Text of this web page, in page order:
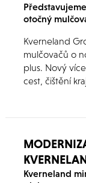
otočný
Kverneland
mulčovačů o
plus. Nový
cest, čištění
mulčovačem
FRO nebo
vysoký výkon
Kverneland